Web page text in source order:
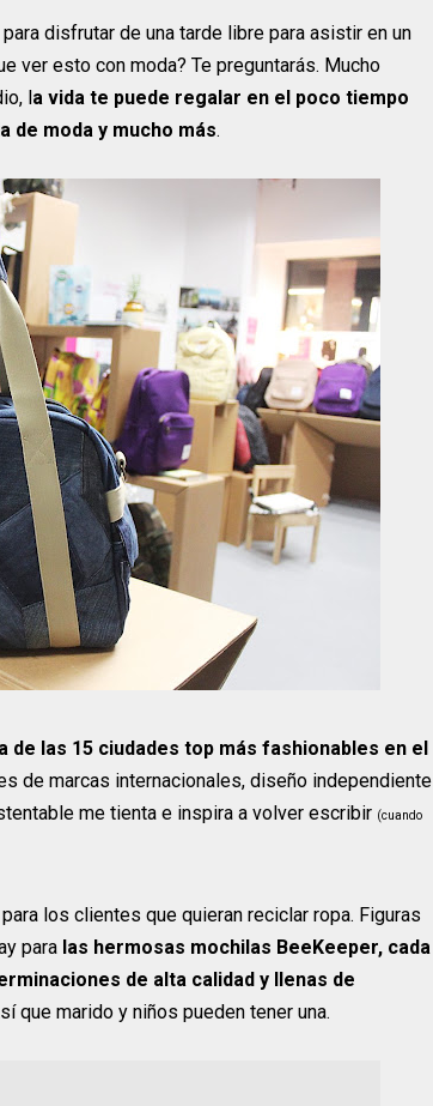
disfrutar de una tarde libre para asistir en un
ver esto con moda? Te preguntarás. Mucho
la vida te puede regalar en el poco tiempo
de moda y mucho más.
de las 15 ciudades top más fashionables en el
de marcas internacionales, diseño independiente
me tienta e inspira a volver escribir (cuando
los clientes que quieran reciclar ropa. Figuras
para las hermosas mochilas BeeKeeper, cada
de alta calidad y llenas de
que marido y niños pueden tener una.